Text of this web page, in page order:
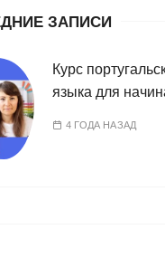
ЗАПИСИ
Курс
языка для
4 ГОДА НАЗАД